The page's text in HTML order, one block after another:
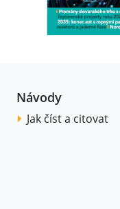
Návody
Jak číst a citovat